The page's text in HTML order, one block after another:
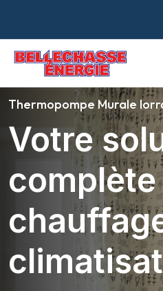
Thermopompe Murale
Votre